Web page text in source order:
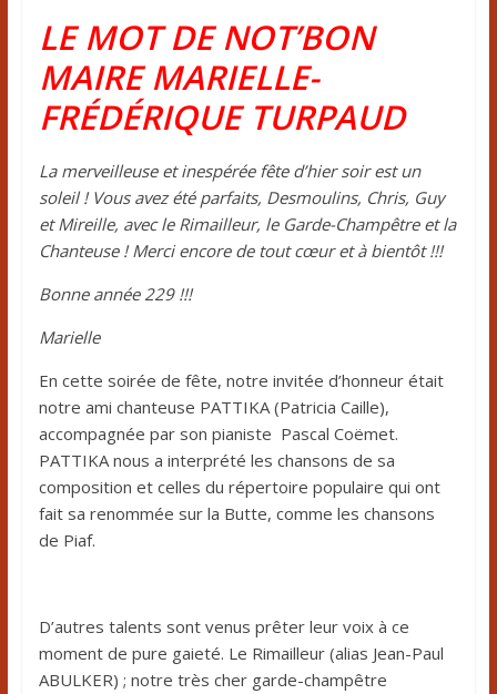
LE MOT DE NOT’BON
MAIRE MARIELLE-
FRÉDÉRIQUE TURPAUD
La merveilleuse et inespérée fête d’hier soir est un
soleil ! Vous avez été parfaits, Desmoulins, Chris, Guy
et Mireille, avec le Rimailleur, le Garde-Champêtre et la
Chanteuse ! Merci encore de tout cœur et à bientôt !!!
Bonne année 229 !!!
Marielle
En cette soirée de fête, notre invitée d’honneur était
notre ami chanteuse PATTIKA (Patricia Caille),
accompagnée par son pianiste Pascal Coëmet.
PATTIKA nous a interprété les chansons de sa
composition et celles du répertoire populaire qui ont
fait sa renommée sur la Butte, comme les chansons
de Piaf.
D’autres talents sont venus prêter leur voix à ce
moment de pure gaieté. Le Rimailleur (alias Jean-Paul
ABULKER) ; notre très cher garde-champêtre